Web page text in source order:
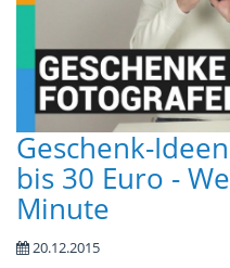
Geschenk-
bis 30 Euro -
Minute
20.12.2015